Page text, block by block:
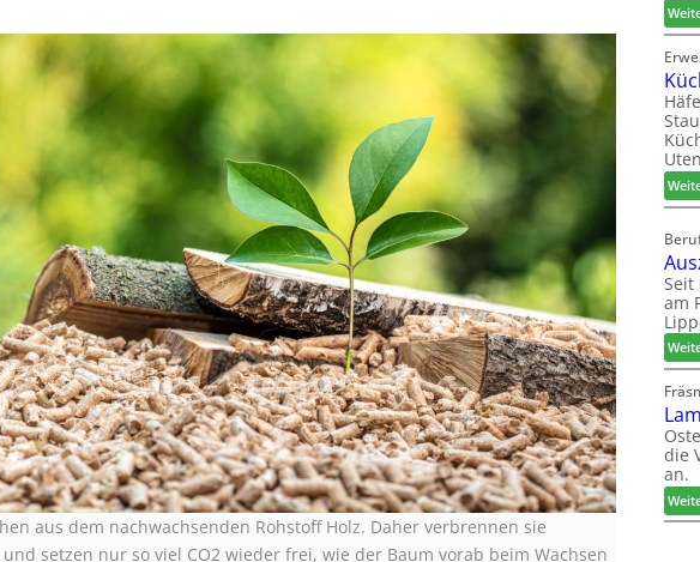
aus dem nachwachsenden Rohstoff Holz. Daher verbrennen sie
setzen nur so viel CO2 wieder frei, wie der Baum vorab beim Wachsen
Seit
am
die
an.